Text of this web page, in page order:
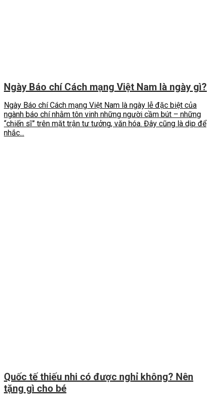
Ngày Báo chí Cách mạng Việt Nam là ngày gì?
Ngày Báo chí Cách mạng Việt Nam là ngày lễ đặc biệt của
ngành báo chí nhằm tôn vinh những người cầm bút – những
“chiến sĩ” trên mặt trận tư tưởng, văn hóa. Đây cũng là dịp để
nhắc...
Quốc tế thiếu nhi có được nghỉ không? Nên
tặng gì cho bé